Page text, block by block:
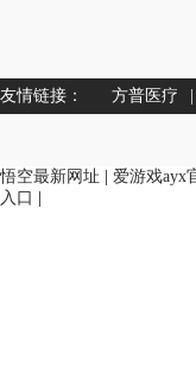
友情链接： 方普医疗
悟空最新网址 爱游戏ayx
入口